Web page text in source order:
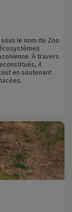
le nom de Zoo
À travers
il
en soutenant